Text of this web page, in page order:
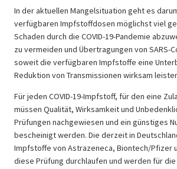
In der aktuellen Mangelsituation geht es
verfügbaren Impfstoffdosen möglichst viel
Schaden durch die COVID-19-Pandemie
zu vermeiden und Übertragungen von SARS-
soweit die verfügbaren Impfstoffe eine
Reduktion von Transmissionen wirksam
Für jeden COVID-19-Impfstoff, für den eine
müssen Qualität, Wirksamkeit und
Prüfungen nachgewiesen und ein günstiges
bescheinigt werden. Die derzeit in
Impfstoffe von Astrazeneca, Biontech/Pfizer
diese Prüfung durchlaufen und werden für die